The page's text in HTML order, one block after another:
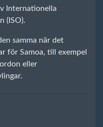
Internationella
(ISO).
samma när det
för Samoa, till exempel
eller